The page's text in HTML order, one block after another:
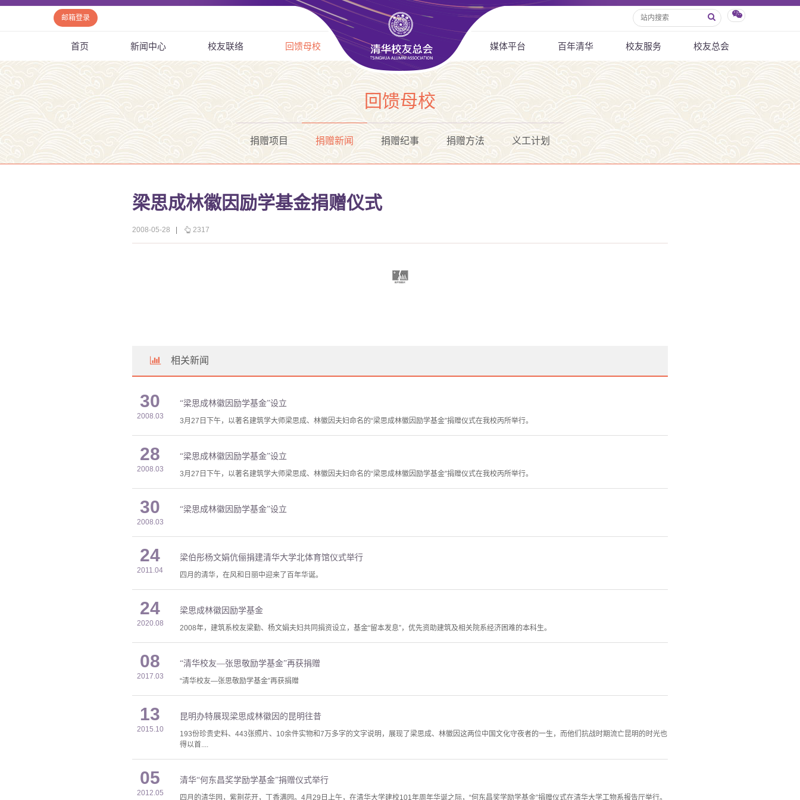
邮箱登录
首页 新闻中心 校友联络 回馈母校 媒体平台 百年清华 校友服务 校友总会
回馈母校
捐赠项目 捐赠新闻 捐赠纪事 捐赠方法 义工计划
梁思成林徽因励学基金捐赠仪式
2008-05-28 2317
相关新闻
30
2008.03
“梁思成林徽因励学基金”设立
3月27日下午，以著名建筑学大师梁思成、林徽因夫妇命名的“梁思成林徽因励学基金”捐赠仪式在我校丙所举行。
28
2008.03
“梁思成林徽因励学基金”设立
3月27日下午，以著名建筑学大师梁思成、林徽因夫妇命名的“梁思成林徽因励学基金”捐赠仪式在我校丙所举行。
30
2008.03
“梁思成林徽因励学基金”设立
24
2011.04
梁伯彤杨文娟伉俪捐建清华大学北体育馆仪式举行
四月的清华，在风和日丽中迎来了百年华诞。
24
2020.08
梁思成林徽因励学基金
2008年，建筑系校友梁勤、杨文娟夫妇共同捐资设立，基金“留本发息”，优先资助建筑及相关院系经济困难的本科生。
08
2017.03
“清华校友—张思敬励学基金”再获捐赠
“清华校友—张思敬励学基金”再获捐赠
13
2015.10
昆明办特展现梁思成林徽因的昆明往昔
193份珍贵史料、443张照片、10余件实物和7万多字的文字说明，展现了梁思成、林徽因这两位中国文化守夜者的一生，而他们抗战时期流亡昆明的时光也
得以首....
05
2012.05
清华“何东昌奖学励学基金”捐赠仪式举行
四月的清华园，紫荆花开，丁香满园。4月29日上午，在清华大学建校101年周年华诞之际，“何东昌奖学励学基金”捐赠仪式在清华大学工物系报告厅举行。